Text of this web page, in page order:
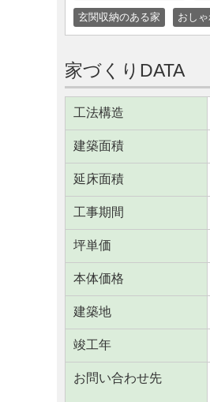
玄関収納のある家 おし
家づくりDATA
工法構造
建築面積
延床面積
工事期間
坪単価
本体価格
建築地
竣工年
お問い合わせ先